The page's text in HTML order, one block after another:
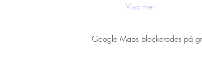
Visa mer
Google Maps blockerades på